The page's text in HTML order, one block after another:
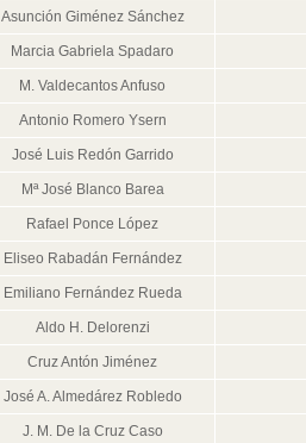
Asunción Giménez Sánchez
Marcia Gabriela Spadaro
M. Valdecantos Anfuso
Antonio Romero Ysern
José Luis Redón Garrido
Mª José Blanco Barea
Rafael Ponce López
Eliseo Rabadán Fernández
Emiliano Fernández Rueda
Aldo H. Delorenzi
Cruz Antón Jiménez
José A. Almedárez Robledo
J. M. De la Cruz Caso